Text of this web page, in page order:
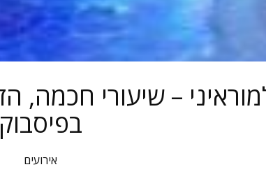
בפיסבוק
אירועים